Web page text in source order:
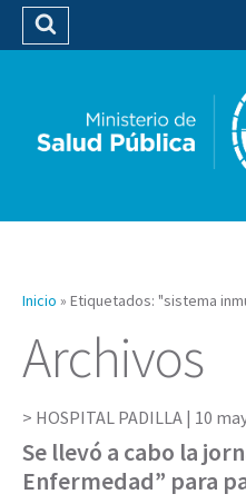
Buscar
Inicio » Etiquetados: "sistema
Archivos
HOSPITAL PADILLA | 10
Se llevó a cabo la
Enfermedad” para